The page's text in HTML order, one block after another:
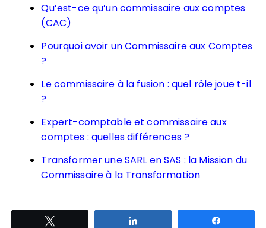
Qu’est-ce qu’un commissaire aux comptes
(CAC)
Pourquoi avoir un Commissaire aux Comptes
?
Le commissaire à la fusion : quel rôle joue t-il
?
Expert-comptable et commissaire aux
comptes : quelles différences ?
Transformer une SARL en SAS : la Mission du
Commissaire à la Transformation